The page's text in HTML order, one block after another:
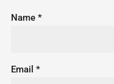
Name *
Email *